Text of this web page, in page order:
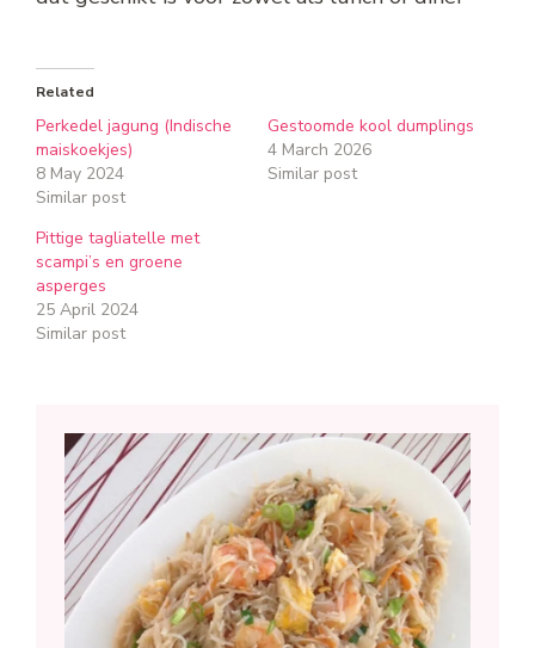
Related
Perkedel jagung (Indische
maiskoekjes)
8 May 2024
Similar post
Gestoomde kool dumplings
4 March 2026
Similar post
Pittige tagliatelle met
scampi’s en groene
asperges
25 April 2024
Similar post